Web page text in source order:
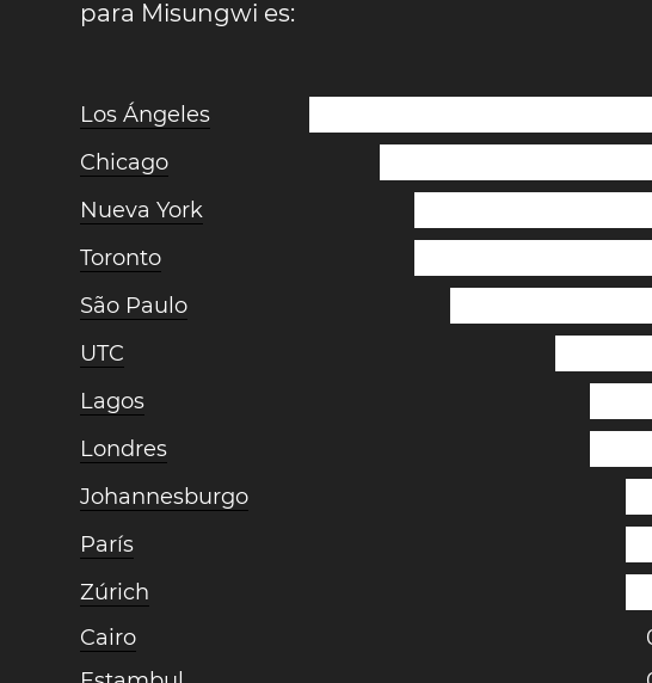
para Misungwi es:
Los Ángeles
Chicago
Nueva York
Toronto
São Paulo
UTC
Lagos
Londres
Johannesburgo
París
Zúrich
Cairo